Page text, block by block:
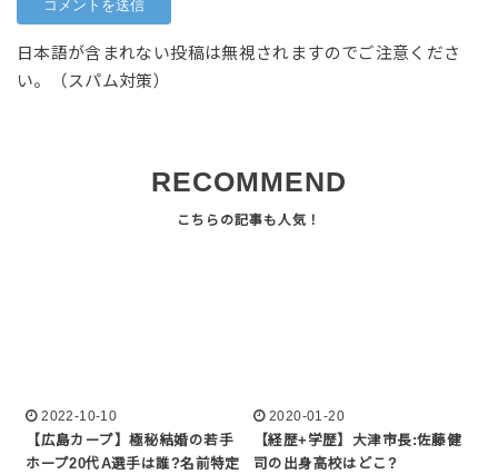
日本語が含まれない投稿は無視されますのでご注意くださ
い。（スパム対策）
RECOMMEND
2022-10-10
【広島カープ】極秘結婚の若手
ホープ20代A選手は誰?名前特定
2020-01-20
【経歴+学歴】大津市長:佐藤健
司の出身高校はどこ?